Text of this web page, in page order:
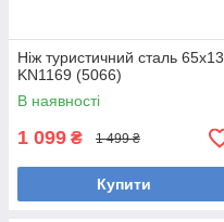
Ніж туристичний сталь 65х13
KN1169 (5066)
В наявності
1 099 ₴ 1 499 ₴
Купити